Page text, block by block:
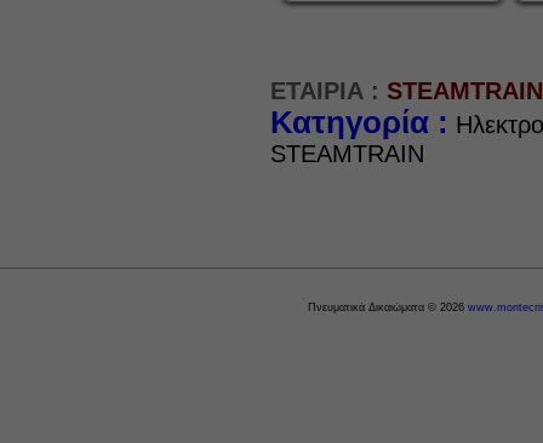
ΕΤΑΙΡΙΑ : STEAMTRAIN
Κατηγορία :
STEAMTRAIN
Πνευματικά Δικαιώματα © 2026